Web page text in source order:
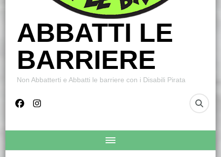
ABBATTI LE
BARRIERE
Non Abbatterti e Abbatti le barriere con i Disabili Pirata